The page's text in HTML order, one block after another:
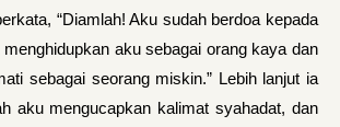
“Diamlah! Aku sudah berdoa kepada
aku sebagai orang kaya dan
sebagai seorang miskin.” Lebih lanjut ia
aku mengucapkan kalimat syahadat, dan